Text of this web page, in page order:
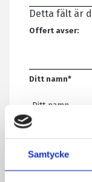
Samtycke
Detta fält är
Offert avser:
Ditt namn*
E-post